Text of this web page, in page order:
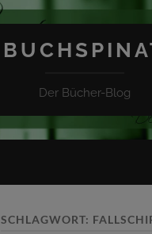
Der Bücher-Blog
SCHLAGWORT: